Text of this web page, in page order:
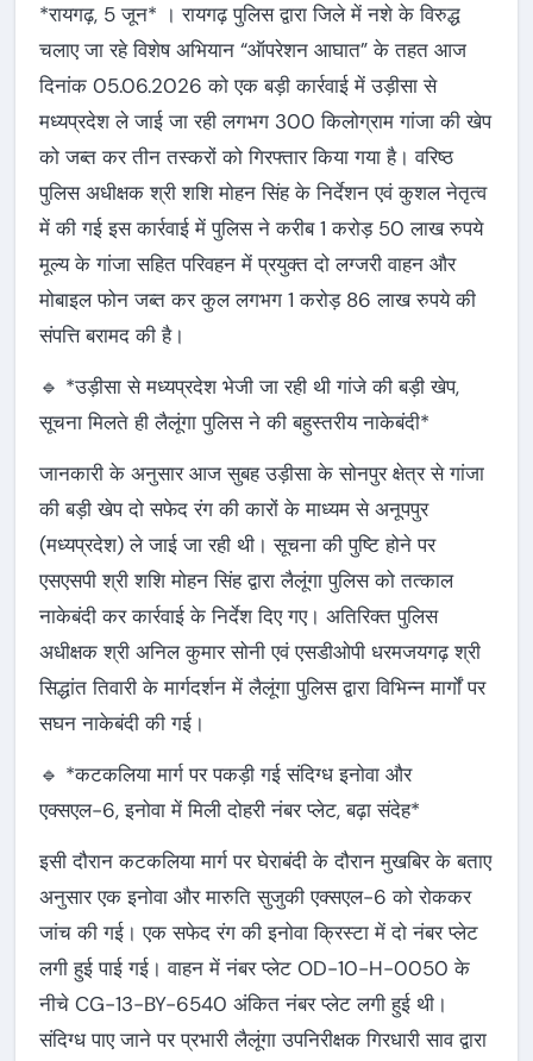
*रायगढ़, 5 जून* । रायगढ़ पुलिस द्वारा जिले में नशे के विरुद्ध
चलाए जा रहे विशेष अभियान “ऑपरेशन आघात” के तहत आज
दिनांक 05.06.2026 को एक बड़ी कार्रवाई में उड़ीसा से
मध्यप्रदेश ले जाई जा रही लगभग 300 किलोग्राम गांजा की खेप
को जब्त कर तीन तस्करों को गिरफ्तार किया गया है। वरिष्ठ
पुलिस अधीक्षक श्री शशि मोहन सिंह के निर्देशन एवं कुशल नेतृत्व
में की गई इस कार्रवाई में पुलिस ने करीब 1 करोड़ 50 लाख रुपये
मूल्य के गांजा सहित परिवहन में प्रयुक्त दो लग्जरी वाहन और
मोबाइल फोन जब्त कर कुल लगभग 1 करोड़ 86 लाख रुपये की
संपत्ति बरामद की है।
🔹 *उड़ीसा से मध्यप्रदेश भेजी जा रही थी गांजे की बड़ी खेप,
सूचना मिलते ही लैलूंगा पुलिस ने की बहुस्तरीय नाकेबंदी*
जानकारी के अनुसार आज सुबह उड़ीसा के सोनपुर क्षेत्र से गांजा
की बड़ी खेप दो सफेद रंग की कारों के माध्यम से अनूपपुर
(मध्यप्रदेश) ले जाई जा रही थी। सूचना की पुष्टि होने पर
एसएसपी श्री शशि मोहन सिंह द्वारा लैलूंगा पुलिस को तत्काल
नाकेबंदी कर कार्रवाई के निर्देश दिए गए। अतिरिक्त पुलिस
अधीक्षक श्री अनिल कुमार सोनी एवं एसडीओपी धरमजयगढ़ श्री
सिद्धांत तिवारी के मार्गदर्शन में लैलूंगा पुलिस द्वारा विभिन्न मार्गों पर
सघन नाकेबंदी की गई।
🔹 *कटकलिया मार्ग पर पकड़ी गई संदिग्ध इनोवा और
एक्सएल-6, इनोवा में मिली दोहरी नंबर प्लेट, बढ़ा संदेह*
इसी दौरान कटकलिया मार्ग पर घेराबंदी के दौरान मुखबिर के बताए
अनुसार एक इनोवा और मारुति सुजुकी एक्सएल-6 को रोककर
जांच की गई। एक सफेद रंग की इनोवा क्रिस्टा में दो नंबर प्लेट
लगी हुई पाई गई। वाहन में नंबर प्लेट OD-10-H-0050 के
नीचे CG-13-BY-6540 अंकित नंबर प्लेट लगी हुई थी।
संदिग्ध पाए जाने पर प्रभारी लैलूंगा उपनिरीक्षक गिरधारी साव द्वारा